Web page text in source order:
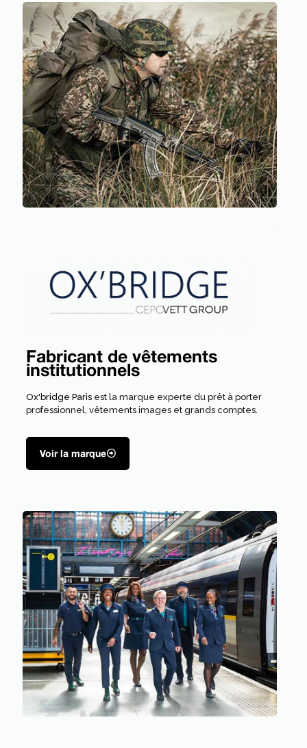
Fabricant de vêtements
institutionnels
Ox'bridge Paris est la marque experte du prêt à porter
professionnel, vêtements images et grands comptes.
Voir la marque